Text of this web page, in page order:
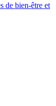
de bien-être et